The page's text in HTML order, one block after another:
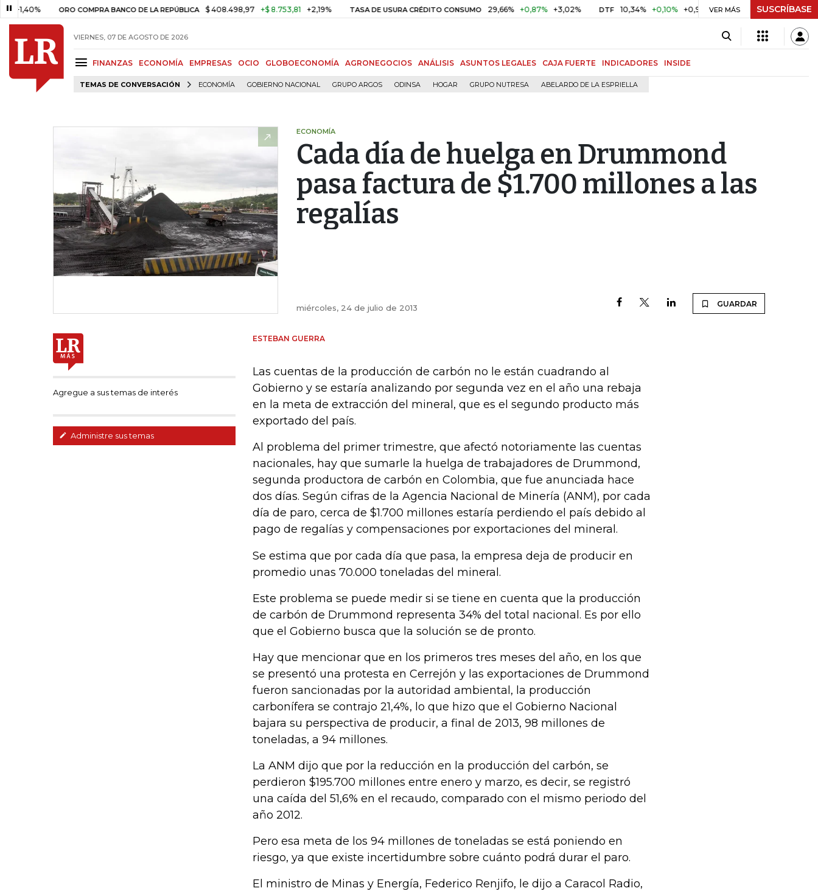
ORO COMPRA BANCO DE LA REPÚBLICA $ 408.498,97 +$ 8.753,81 +2,19% TASA DE USURA CRÉDITO CONSUMO 29,66% +0,87% +3,02% DTF 10,34% +0,10% +0,98% UVR $ 416,96 +$ 0,05 +0,01%
VER MÁS SUSCRÍBASE
VIERNES, 07 DE AGOSTO DE 2026
FINANZAS ECONOMÍA EMPRESAS OCIO GLOBOECONOMÍA AGRONEGOCIOS ANÁLISIS ASUNTOS LEGALES CAJA FUERTE INDICADORES INSIDE
TEMAS DE CONVERSACIÓN ECONOMÍA GOBIERNO NACIONAL GRUPO ARGOS ODINSA HOGAR GRUPO NUTRESA ABELARDO DE LA ESPRIELLA
ECONOMÍA
Cada día de huelga en Drummond
pasa factura de $1.700 millones a las
regalías
miércoles, 24 de julio de 2013 GUARDAR
Agregue a sus temas de interés
Administre sus temas
ESTEBAN GUERRA
Las cuentas de la producción de carbón no le están cuadrando al
Gobierno y se estaría analizando por segunda vez en el año una rebaja
en la meta de extracción del mineral, que es el segundo producto más
exportado del país.
Al problema del primer trimestre, que afectó notoriamente las cuentas
nacionales, hay que sumarle la huelga de trabajadores de Drummond,
segunda productora de carbón en Colombia, que fue anunciada hace
dos días. Según cifras de la Agencia Nacional de Minería (ANM), por cada
día de paro, cerca de $1.700 millones estaría perdiendo el país debido al
pago de regalías y compensaciones por exportaciones del mineral.
Se estima que por cada día que pasa, la empresa deja de producir en
promedio unas 70.000 toneladas del mineral.
Este problema se puede medir si se tiene en cuenta que la producción
de carbón de Drummond representa 34% del total nacional. Es por ello
que el Gobierno busca que la solución se de pronto.
Hay que mencionar que en los primeros tres meses del año, en los que
se presentó una protesta en Cerrejón y las exportaciones de Drummond
fueron sancionadas por la autoridad ambiental, la producción
carbonífera se contrajo 21,4%, lo que hizo que el Gobierno Nacional
bajara su perspectiva de producir, a final de 2013, 98 millones de
toneladas, a 94 millones.
La ANM dijo que por la reducción en la producción del carbón, se
perdieron $195.700 millones entre enero y marzo, es decir, se registró
una caída del 51,6% en el recaudo, comparado con el mismo periodo del
año 2012.
Pero esa meta de los 94 millones de toneladas se está poniendo en
riesgo, ya que existe incertidumbre sobre cuánto podrá durar el paro.
El ministro de Minas y Energía, Federico Renjifo, le dijo a Caracol Radio,